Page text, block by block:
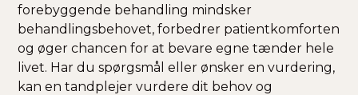
forebyggende behandling mindsker
behandlingsbehovet, forbedrer patientkomforten
og øger chancen for at bevare egne tænder hele
livet. Har du spørgsmål eller ønsker en vurdering,
kan en tandplejer vurdere dit behov og